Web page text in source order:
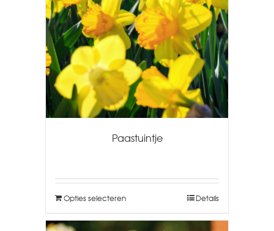
Paastuintje
Opties selecteren Details